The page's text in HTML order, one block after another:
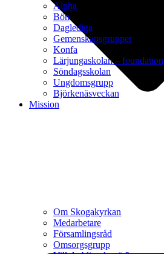
Om Skogakyrkan
Medarbetare
Församlingsråd
Omsorgsgrupp
Alpha
Bön
Daglediga
Gemenskapsgrupper
Konfa
Lärjungaskolan – foundation
Söndagsskolan
Ungdomsgrupp
Björkenäsveckan
Mission